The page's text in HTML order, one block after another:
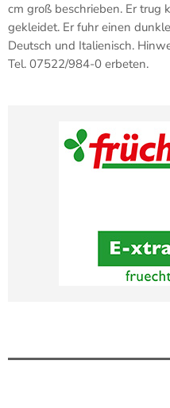
cm groß beschrieben. Er trug
gekleidet. Er fuhr einen
Deutsch und Italienisch.
Tel. 07522/984-0 erbeten.